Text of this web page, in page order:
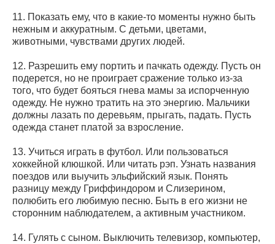
11. Показать ему, что в какие-то моменты нужно быть
нежным и аккуратным. С детьми, цветами,
животными, чувствами других людей.
12. Разрешить ему портить и пачкать одежду. Пусть он
подерется, но не проиграет сражение только из-за
того, что будет бояться гнева мамы за испорченную
одежду. Не нужно тратить на это энергию. Мальчики
должны лазать по деревьям, прыгать, падать. Пусть
одежда станет платой за взросление.
13. Учиться играть в футбол. Или пользоваться
хоккейной клюшкой. Или читать рэп. Узнать названия
поездов или выучить эльфийский язык. Понять
разницу между Гриффиндором и Слизерином,
полюбить его любимую песню. Быть в его жизни не
сторонним наблюдателем, а активным участником.
14. Гулять с сыном. Выключить телевизор, компьютер,